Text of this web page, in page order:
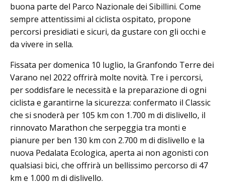
buona parte del Parco Nazionale dei Sibillini. Come
sempre attentissimi al ciclista ospitato, propone
percorsi presidiati e sicuri, da gustare con gli occhi e
da vivere in sella.
Fissata per domenica 10 luglio, la Granfondo Terre dei
Varano nel 2022 offrirà molte novità. Tre i percorsi,
per soddisfare le necessità e la preparazione di ogni
ciclista e garantirne la sicurezza: confermato il Classic
che si snoderà per 105 km con 1.700 m di dislivello, il
rinnovato Marathon che serpeggia tra monti e
pianure per ben 130 km con 2.700 m di dislivello e la
nuova Pedalata Ecologica, aperta ai non agonisti con
qualsiasi bici, che offrirà un bellissimo percorso di 47
km e 1.000 m di dislivello.